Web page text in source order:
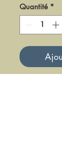
Quantité *